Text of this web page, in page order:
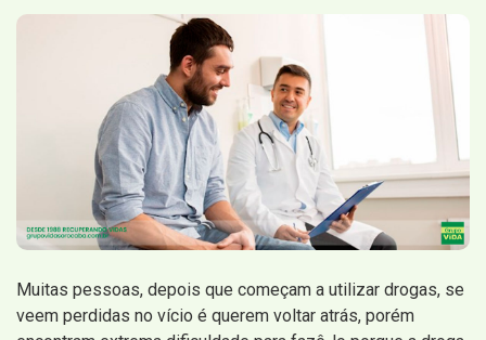
Muitas pessoas, depois que começam a utilizar drogas, se
veem perdidas no vício é querem voltar atrás, porém